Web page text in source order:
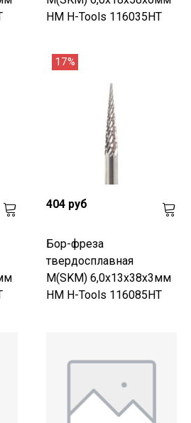
HM H-Tools 116035HT
17%
404 руб
Бор-фреза
твердосплавная
M(SKM) 6,0x13x38x3мм
HM H-Tools 116085HT